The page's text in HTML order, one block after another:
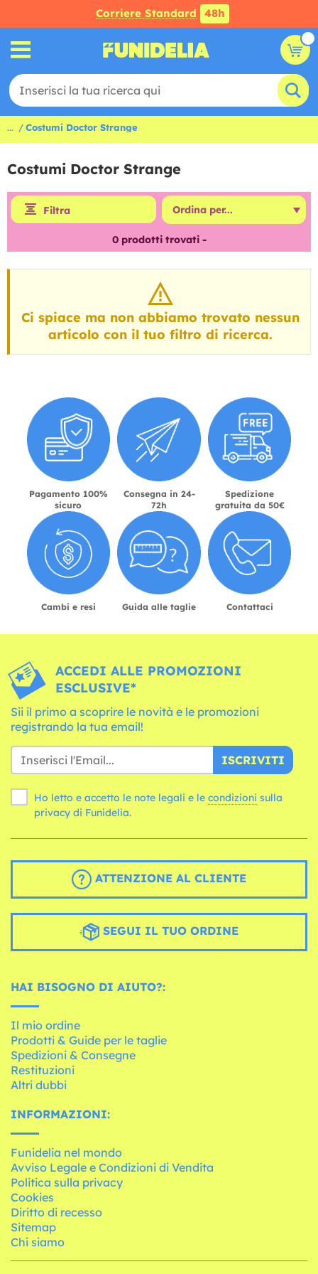
Corriere Standard 48h
... Costumi Doctor Strange
Costumi Doctor Strange
Filtra
0prodotti trovati -
Ci spiace ma non abbiamo trovato nessun
articolo con il tuo filtro di ricerca.
Pagamento 100%
sicuro
Consegna in 24-
72h
Spedizione
gratuita da 50€
Cambi e resi Guida alle taglie Contattaci
ACCEDI ALLE PROMOZIONI
ESCLUSIVE*
Sii il primo a scoprire le novità e le promozioni
registrando la tua email!
ISCRIVITI
Ho letto e accetto le note legali e le condizioni
privacy di Funidelia.
ATTENZIONE AL CLIENTE
SEGUI IL TUO ORDINE
HAI BISOGNO DI AIUTO?:
Il mio ordine
Prodotti & Guide per le taglie
Spedizioni & Consegne
Restituzioni
Altri dubbi
INFORMAZIONI:
Funidelia nel mondo
Avviso Legale e Condizioni di Vendita
Politica sulla privacy
Cookies
Diritto di recesso
Sitemap
Chi siamo